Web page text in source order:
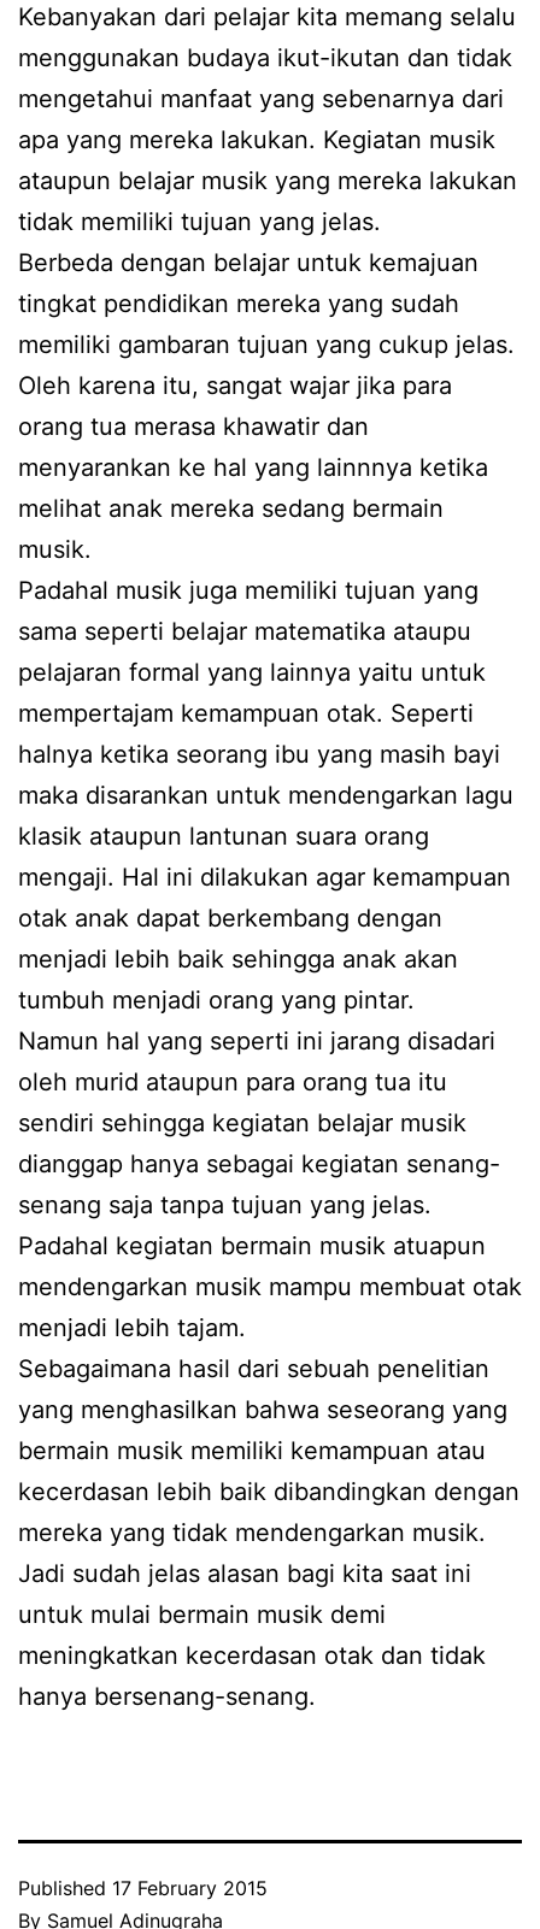
Kebanyakan dari pelajar kita memang selalu
menggunakan budaya ikut-ikutan dan tidak
mengetahui manfaat yang sebenarnya dari
apa yang mereka lakukan. Kegiatan musik
ataupun belajar musik yang mereka lakukan
tidak memiliki tujuan yang jelas.
Berbeda dengan belajar untuk kemajuan
tingkat pendidikan mereka yang sudah
memiliki gambaran tujuan yang cukup jelas.
Oleh karena itu, sangat wajar jika para
orang tua merasa khawatir dan
menyarankan ke hal yang lainnnya ketika
melihat anak mereka sedang bermain
musik.
Padahal musik juga memiliki tujuan yang
sama seperti belajar matematika ataupu
pelajaran formal yang lainnya yaitu untuk
mempertajam kemampuan otak. Seperti
halnya ketika seorang ibu yang masih bayi
maka disarankan untuk mendengarkan lagu
klasik ataupun lantunan suara orang
mengaji. Hal ini dilakukan agar kemampuan
otak anak dapat berkembang dengan
menjadi lebih baik sehingga anak akan
tumbuh menjadi orang yang pintar.
Namun hal yang seperti ini jarang disadari
oleh murid ataupun para orang tua itu
sendiri sehingga kegiatan belajar musik
dianggap hanya sebagai kegiatan senang-
senang saja tanpa tujuan yang jelas.
Padahal kegiatan bermain musik atuapun
mendengarkan musik mampu membuat otak
menjadi lebih tajam.
Sebagaimana hasil dari sebuah penelitian
yang menghasilkan bahwa seseorang yang
bermain musik memiliki kemampuan atau
kecerdasan lebih baik dibandingkan dengan
mereka yang tidak mendengarkan musik.
Jadi sudah jelas alasan bagi kita saat ini
untuk mulai bermain musik demi
meningkatkan kecerdasan otak dan tidak
hanya bersenang-senang.
Published 17 February 2015
By Samuel Adinugraha